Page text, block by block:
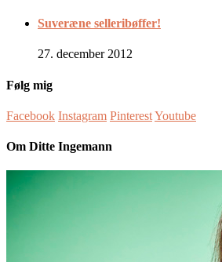
Suveræne selleribøffer!
27. december 2012
Følg mig
Facebook Instagram PinterestYoutube
Om Ditte Ingemann